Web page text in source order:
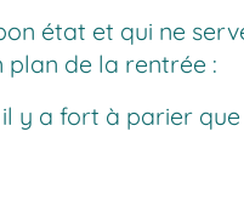
état et qui ne
plan de la rentrée :
y a fort à parier